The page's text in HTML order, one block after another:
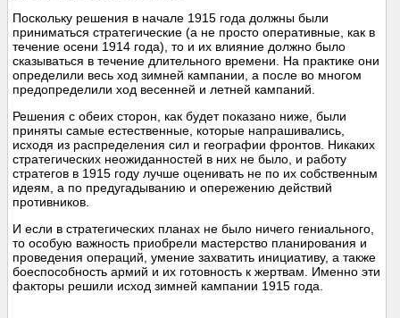
Поскольку решения в начале 1915 года должны были
приниматься стратегические (а не просто оперативные, как в
течение осени 1914 года), то и их влияние должно было
сказываться в течение длительного времени. На практике они
определили весь ход зимней кампании, а после во многом
предопределили ход весенней и летней кампаний.
Решения с обеих сторон, как будет показано ниже, были
приняты самые естественные, которые напрашивались,
исходя из распределения сил и географии фронтов. Никаких
стратегических неожиданностей в них не было, и работу
стратегов в 1915 году лучше оценивать не по их собственным
идеям, а по предугадыванию и опережению действий
противников.
И если в стратегических планах не было ничего гениального,
то особую важность приобрели мастерство планирования и
проведения операций, умение захватить инициативу, а также
боеспособность армий и их готовность к жертвам. Именно эти
факторы решили исход зимней кампании 1915 года.